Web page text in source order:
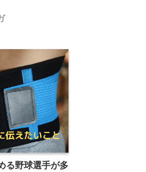
る野球選手が多